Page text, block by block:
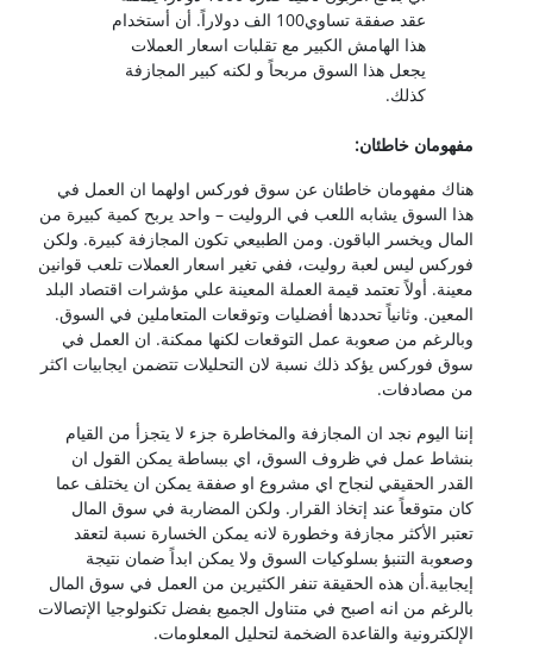
عقد صفقة تساوي100 الف دولاراً. أن أستخدام
هذا الهامش الكبير مع تقلبات اسعار العملات
يجعل هذا السوق مربحاً و لكنه كبير المجازفة
كذلك.
مفهومان خاطئان:
هناك مفهومان خاطئان عن سوق فوركس اولهما ان العمل في
هذا السوق يشابه اللعب في الروليت – واحد يربح كمية كبيرة من
المال ويخسر الباقون. ومن الطبيعي تكون المجازفة كبيرة. ولكن
فوركس ليس لعبة روليت، ففي تغير اسعار العملات تلعب قوانين
معينة. أولاً تعتمد قيمة العملة المعينة علي مؤشرات اقتصاد البلد
المعين. وثانياً تحددها أفضليات وتوقعات المتعاملين في السوق.
وبالرغم من صعوبة عمل التوقعات لكنها ممكنة. ان العمل في
سوق فوركس يؤكد ذلك نسبة لان التحليلات تتضمن ايجابيات اكثر
من مصادفات.
إننا اليوم نجد ان المجازفة والمخاطرة جزء لا يتجزأ من القيام
بنشاط عمل في ظروف السوق، اي ببساطة يمكن القول ان
القدر الحقيقي لنجاح اي مشروع او صفقة يمكن ان يختلف عما
كان متوقعاً عند إتخاذ القرار. ولكن المضاربة في سوق المال
تعتبر الأكثر مجازفة وخطورة لانه يمكن الخسارة نسبة لتعقد
وصعوبة التنبؤ بسلوكيات السوق ولا يمكن ابداً ضمان نتيجة
إيجابية.أن هذه الحقيقة تنفر الكثيرين من العمل في سوق المال
بالرغم من انه اصبح في متناول الجميع بفضل تكنولوجيا الإتصالات
الإلكترونية والقاعدة الضخمة لتحليل المعلومات.